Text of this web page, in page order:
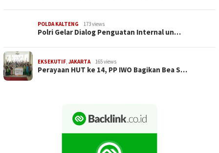
POLDA KALTENG 173 views
Polri Gelar Dialog Penguatan Internal un…
EKSEKUTIF, JAKARTA 165 views
Perayaan HUT ke 14, PP IWO Bagikan Bea S…